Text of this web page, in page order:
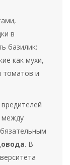
в
базилик:
как мухи,
томатов и
между
. В